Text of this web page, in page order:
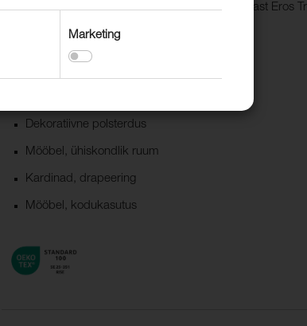
kodukasutusele ka avalikku ruumi.Vaata ka kangast Eros
pastelsed toonid.
Dekoratiivne polsterdus
Mööbel, ühiskondlik ruum
Kardinad, drapeering
Mööbel, kodukasutus
Marketing